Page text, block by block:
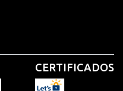
CERTIFICADOS